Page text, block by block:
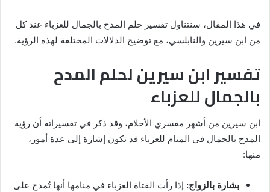
في هذا المقال، سنتناول تفسير حلم المدح بالجمال للعزباء عند كل
من ابن سيرين والنابلسي، مع توضيح الدلالات المختلفة لهذه الرؤية.
تفسير ابن سيرين لحلم المدح
بالجمال للعزباء
ابن سيرين من أشهر مفسري الأحلام، وقد ذكر في تفسيراته أن رؤية
المدح بالجمال في المنام للعزباء قد تكون إشارة إلى عدة أمور،
منها:
بشارة بالزواج: إذا رأت الفتاة العزباء في منامها أنها تُمدح على